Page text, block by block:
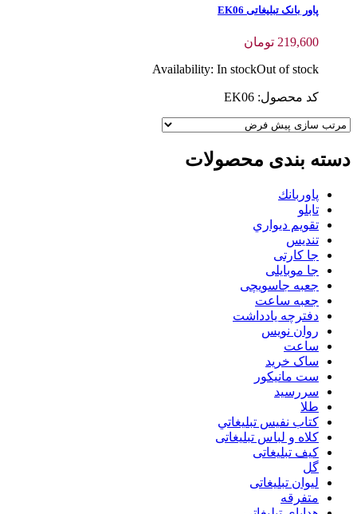
پاور بانک تبلیغاتی EK06
219,600 تومان
Availability: In stockOut of stock
کد محصول: EK06
دسته بندی محصولات
پاوربانك
تابلو
تقويم ديواري
تنديس
جا کارتی
جا موبایلی
جعبه جاسویچی
جعبه ساعت
دفترچه یادداشت
روان نويس
ساعت
ساک خرید
ست مانيكور
سررسید
طلا
كتاب نفيس تبليغاتي
کلاه و لباس تبلیغاتی
کیف تبلیغاتی
گل
لیوان تبلیغاتی
متفرقه